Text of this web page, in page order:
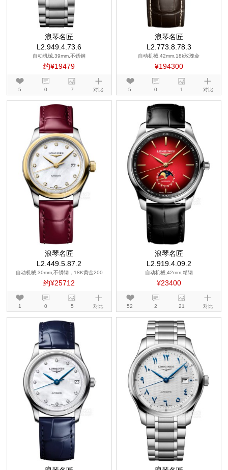
浪琴名匠
L2.949.4.73.6
自动机械,39mm,不锈钢
约¥19479
5 0 7 对比
浪琴名匠
L2.773.8.78.3
自动机械,42mm,18k玫瑰金
¥194300
5 0 1 对比
浪琴名匠
L2.449.5.87.2
自动机械,30mm,不锈钢，18K黄金200
约¥25712
1 0 5 对比
浪琴名匠
L2.919.4.09.2
自动机械,42mm,精钢
¥23400
52 2 21 对比